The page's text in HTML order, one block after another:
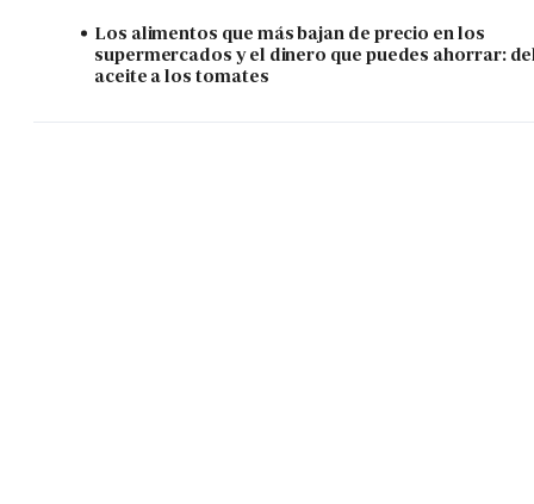
Los alimentos que más bajan de precio en los
supermercados y el dinero que puedes ahorrar:
aceite a los tomates